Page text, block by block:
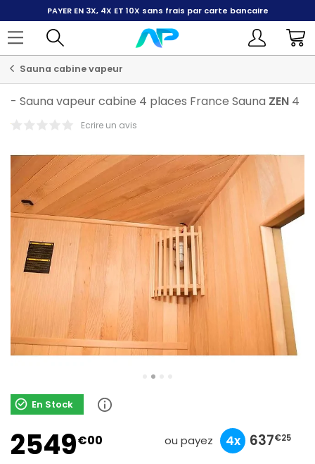
PAYER EN 3X, 4X ET 10X sans frais par carte bancaire
Sauna cabine vapeur
- Sauna vapeur cabine 4 places France Sauna ZEN 4
Ecrire un avis
En Stock
2549€00 ou payez
849€67
4x 637€25
10x 254€90